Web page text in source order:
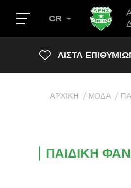
GR
ΛΊΣΤΑ
ΑΡΧΙΚΗ ΜΟΔΑ
ΠΑΙΔΙΚΉ